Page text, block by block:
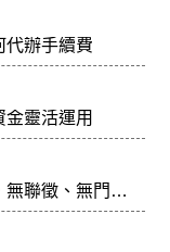
代辦手續費
靈活運用
聯徵、無門檻